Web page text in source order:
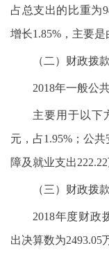
占总支出的比重为
增长1.85%，主要是
（二）财政拨
2018年一般公
主要用于以下
元，占1.95%；公
障及就业支出222.22
（三）财政拨
2018年度财政
出决算数为2493.05